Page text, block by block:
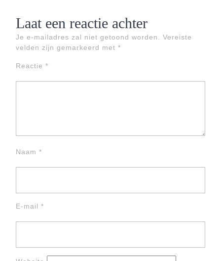
Laat een reactie achter
Je e-mailadres zal niet getoond worden.
Vereiste
velden zijn gemarkeerd met *
Reactie *
Naam *
E-mail *